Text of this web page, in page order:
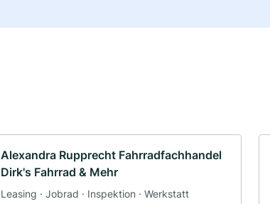
Alexandra Rupprecht Fahrradfachhandel
Dirk's Fahrrad & Mehr
Leasing · Jobrad · Inspektion · Werkstatt